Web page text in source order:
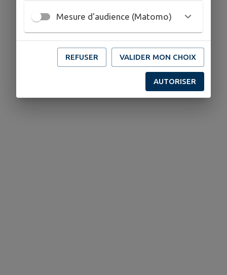
Mesure d'audience (Matomo)
REFUSER VALIDER MON CHOIX
AUTORISER